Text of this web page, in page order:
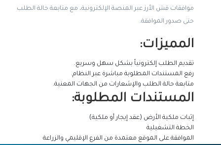
موافقات قش الأرز عبر المنصة الإلكترونية، مع متابعة حالة الطلب
حتى صدور الموافقة.
المميزات:
تقديم الطلب إلكترونياً بشكل سهل وسريع.
رفع المستندات المطلوبة مباشرة عبر النظام.
متابعة حالة الطلب والإشعارات من الجهات المعنية.
المستندات المطلوبة:
إثبات ملكية الأرض (عقد إيجار أو ملكية)
الخطة التشغيلية
الموافقة على الموقع معتمدة من الفرع الإقليمي والزراعة